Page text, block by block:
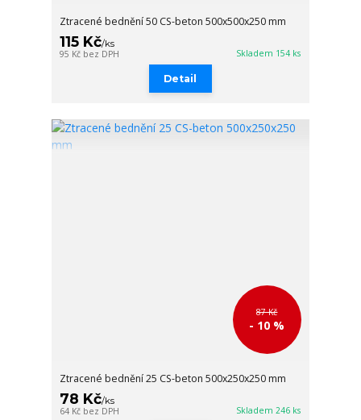
Ztracené bednění 50 CS-beton 500x500x250 mm
115 Kč/ks
95 Kč bez DPH Skladem 154 ks
Detail
87 Kč
- 10 %
Ztracené bednění 25 CS-beton 500x250x250 mm
78 Kč/ks
64 Kč bez DPH Skladem 246 ks